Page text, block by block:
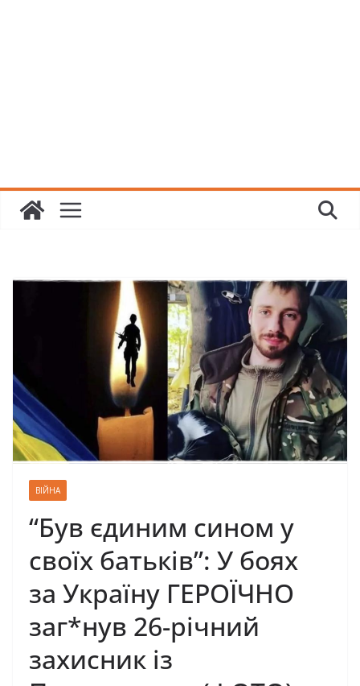
ВІЙНА
“Був єдиним сином у
своїх батьків”: У бoяx
зa Укpaїну ГЕРОЇЧНО
зaг*нув 26-piчний
зaxиcник iз